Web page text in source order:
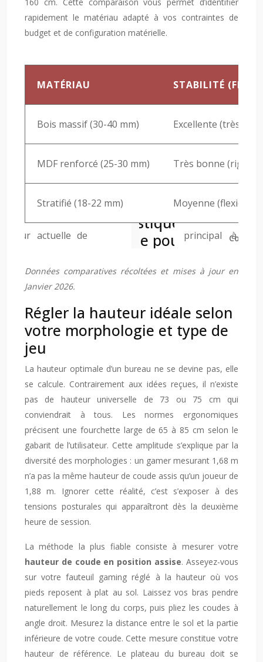
rapidement le matériau adapté à vos contraintes de
budget et de configuration matérielle.
MATÉRIAU STABILITÉ
Bois massif (30-40 mm) Excellente (très
MDF renforcé (25-30 mm) Très bonne (rigide
Stratifié (18-22 mm) Moyenne (flexion
Données comparatives récoltées et mises à jour en
Janvier 2026.
Régler la hauteur idéale selon
votre morphologie et type de
jeu
La hauteur optimale d’un bureau ne se devine pas, elle
se calcule. Contrairement aux idées reçues, il n’existe
pas de hauteur universelle de 73 ou 75 cm qui
conviendrait à tous. Les normes ergonomiques
précisent une fourchette large de 65 à 85 cm selon le
gabarit de l’utilisateur. Cette amplitude s’explique par la
diversité des morphologies : un gamer mesurant 1,68 m
n’a pas la même hauteur de coude assis qu’un joueur de
1,88 m. Ignorer cette réalité, c’est s’exposer à des
tensions posturales qui apparaîtront dès la deuxième
heure de session.
La méthode la plus fiable consiste à mesurer votre
hauteur de coude en position assise. Asseyez-vous
sur votre fauteuil gaming réglé à la hauteur où vos
pieds reposent à plat au sol. Laissez vos bras pendre
naturellement le long du corps, puis pliez les coudes à
angle droit. Mesurez la distance entre le sol et la partie
inférieure de votre coude. Cette mesure constitue votre
hauteur de référence. Le plateau du bureau doit se